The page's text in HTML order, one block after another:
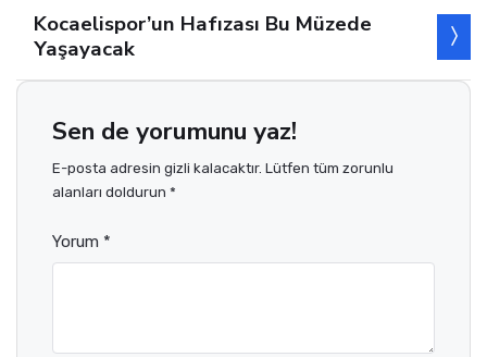
Kocaelispor’un Hafızası Bu Müzede
Yaşayacak
Sen de yorumunu yaz!
E-posta adresin gizli kalacaktır. Lütfen tüm zorunlu
alanları doldurun *
Yorum *